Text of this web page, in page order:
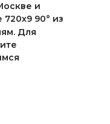
и
90° из
Для